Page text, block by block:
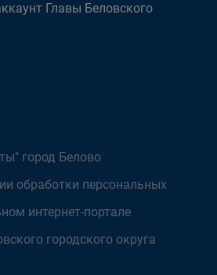
Главы Беловского
город Белово
обработки персональных
интернет-портале
городского округа